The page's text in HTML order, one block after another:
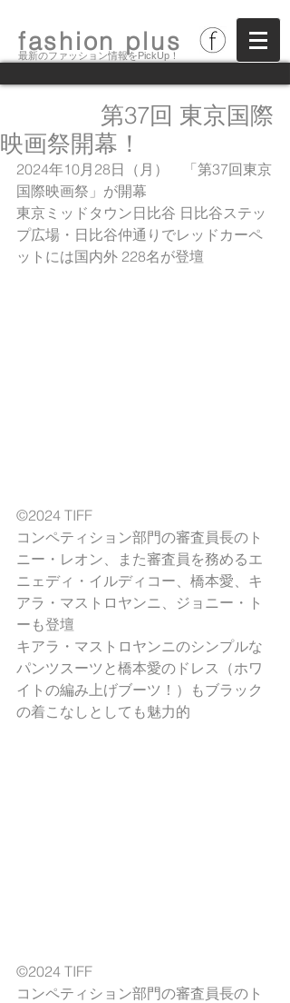
最新のファッション情報をPickUp！
fashion plus
第37回 東京国際
映画祭開幕！
2024年10月28日（月）　「第37回東京
国際映画祭」が開幕
東京ミッドタウン日比谷 日比谷ステッ
プ広場・日比谷仲通りでレッドカーペ
ットには国内外 228名が登壇
©2024 TIFF
コンペティション部門の審査員長のト
ニー・レオン、また審査員を務めるエ
ニェディ・イルディコー、橋本愛、キ
アラ・マストロヤンニ、ジョニー・ト
ーも登壇
キアラ・マストロヤンニのシンプルな
パンツスーツと橋本愛のドレス（ホワ
イトの編み上げブーツ！）もブラック
の着こなしとしても魅力的
©2024 TIFF
コンペティション部門の審査員長のト